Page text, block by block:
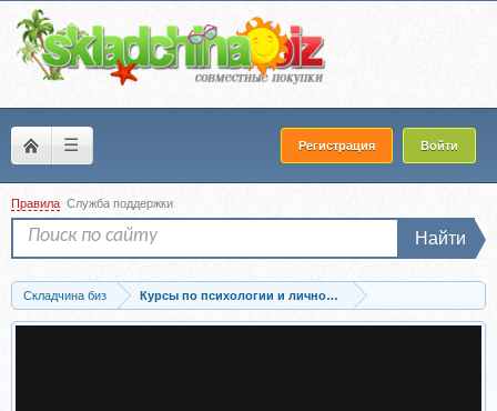
☰ Регистрация Войти
Правила Служба поддержки
Найти
Складчина биз
Курсы по психологии и личностному развитию
Скачать Клуб «Ты №1 в мире мужчины». Май 2025 (Настя Плиско)